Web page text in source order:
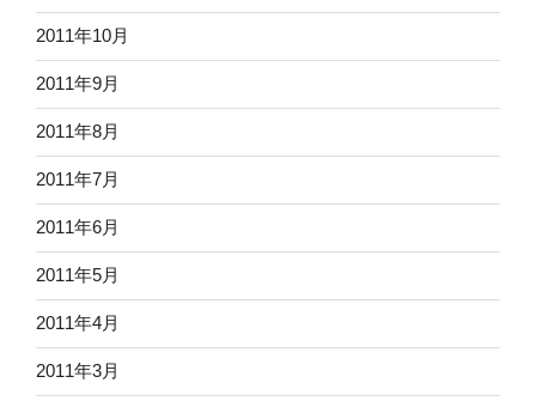
2011年10月
2011年9月
2011年8月
2011年7月
2011年6月
2011年5月
2011年4月
2011年3月